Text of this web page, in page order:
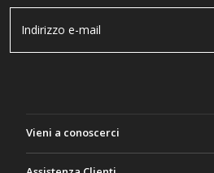
Vieni a conoscerci